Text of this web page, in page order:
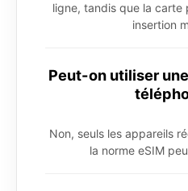
ligne, tandis que la carte
insertion
Peut-on utiliser
Non, seuls les appareils
la norme eSIM